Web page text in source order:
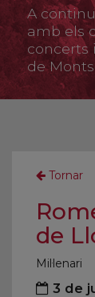
Fundació
Visita'ns
Ofrenes
A
amb els
concerts
de
Tornar
de
Mil·lenari
3 de